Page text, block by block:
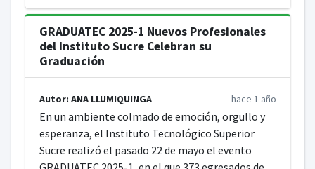
GRADUATEC 2025-1 Nuevos Profesionales
del Instituto Sucre Celebran su
Graduación
Autor: ANA LLUMIQUINGA hace 1 año
En un ambiente colmado de emoción, orgullo y
esperanza, el Instituto Tecnológico Superior
Sucre realizó el pasado 22 de mayo el evento